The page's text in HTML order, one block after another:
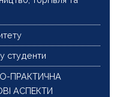
студенти
ПРАКТИЧНА
АСПЕКТИ